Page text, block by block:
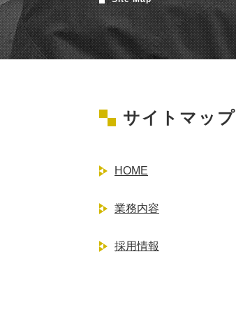
サイトマップ
HOME
業務内容
採用情報